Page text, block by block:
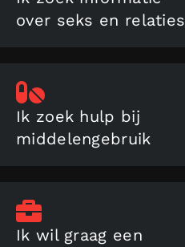
over seks en relaties
Ik zoek hulp bij
middelengebruik
Ik wil graag een